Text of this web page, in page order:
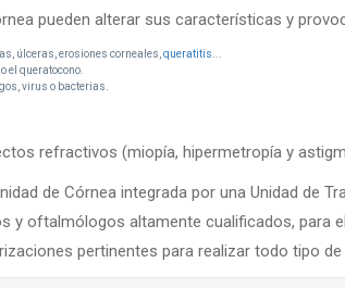
pueden alterar sus características y
úlceras, erosiones corneales,queratitis...
el queratocono.
virus o bacterias.
refractivos (miopía, hipermetropía y
de Córnea integrada por una Unidad de
y oftalmólogos altamente cualificados, para
pertinentes para realizar todo tipo